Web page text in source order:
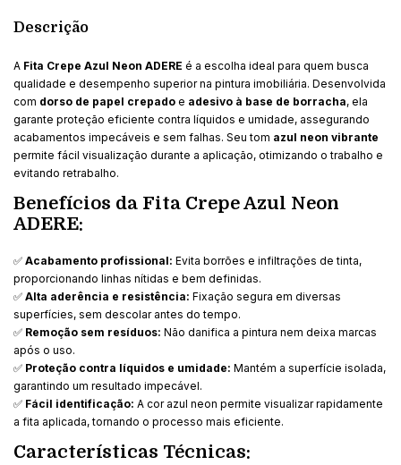
Descrição
A Fita Crepe Azul Neon ADERE é a escolha ideal para quem busca
qualidade e desempenho superior na pintura imobiliária. Desenvolvida
com dorso de papel crepado e adesivo à base de borracha, ela
garante proteção eficiente contra líquidos e umidade, assegurando
acabamentos impecáveis e sem falhas. Seu tom azul neon vibrante
permite fácil visualização durante a aplicação, otimizando o trabalho e
evitando retrabalho.
Benefícios da Fita Crepe Azul Neon
ADERE:
✅ Acabamento profissional: Evita borrões e infiltrações de tinta,
proporcionando linhas nítidas e bem definidas.
✅ Alta aderência e resistência: Fixação segura em diversas
superfícies, sem descolar antes do tempo.
✅ Remoção sem resíduos: Não danifica a pintura nem deixa marcas
após o uso.
✅ Proteção contra líquidos e umidade: Mantém a superfície isolada,
garantindo um resultado impecável.
✅ Fácil identificação: A cor azul neon permite visualizar rapidamente
a fita aplicada, tornando o processo mais eficiente.
Características Técnicas: